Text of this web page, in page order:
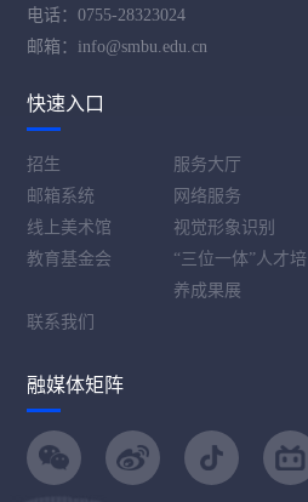
电话：0755-28323024
邮箱：info@smbu.edu.cn
快速入口
招生
服务大厅
邮箱系统
网络服务
线上美术馆
视觉形象识别
教育基金会
“三位一体”人才培
养成果展
联系我们
融媒体矩阵